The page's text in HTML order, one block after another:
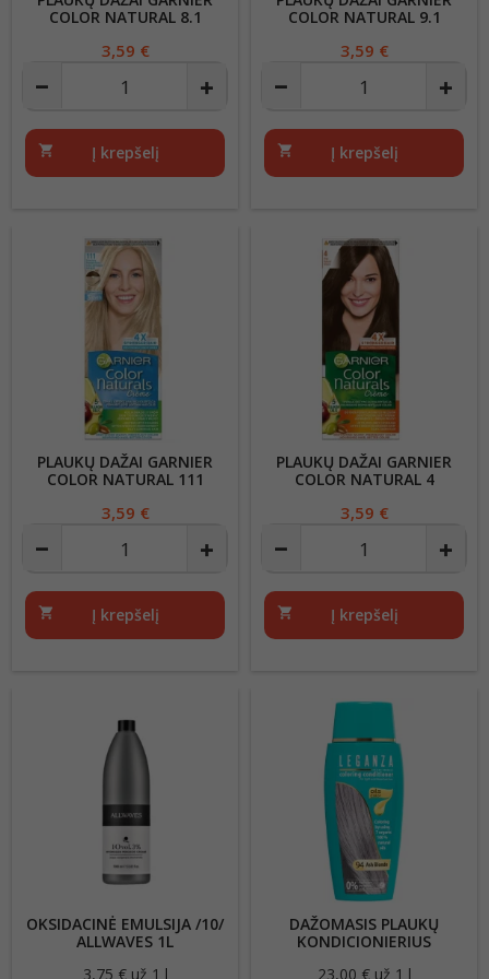
COLOR NATURAL 8.1
Kaina
3,59 €
shopping_cart Į krepšelį
COLOR NATURAL 9.1
Kaina
3,59 €
shopping_cart Į krepšelį
PLAUKŲ DAŽAI GARNIER
COLOR NATURAL 111
Kaina
3,59 €
shopping_cart Į krepšelį
PLAUKŲ DAŽAI GARNIER
COLOR NATURAL 4
Kaina
3,59 €
shopping_cart Į krepšelį
OKSIDACINĖ EMULSIJA /10/
ALLWAVES 1L
Kaina
3,75 € už 1 l
DAŽOMASIS PLAUKŲ
KONDICIONIERIUS
Kaina
23,00 € už 1 l